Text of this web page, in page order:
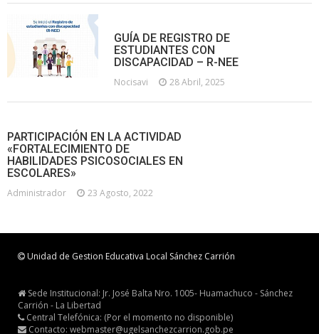
GUÍA DE REGISTRO DE
ESTUDIANTES CON
DISCAPACIDAD – R-NEE
Nocisavi 28 Abril, 2025
PARTICIPACIÓN EN LA ACTIVIDAD
«FORTALECIMIENTO DE
HABILIDADES PSICOSOCIALES EN
ESCOLARES»
Administrador 23 Agosto, 2022
Unidad de Gestion Educativa Local Sánchez Carrión
Sede Institucional: Jr. José Balta Nro. 1005- Huamachuco - Sánchez
Carrión - La Libertad
Central Telefónica: (Por el momento no disponible)
Contacto: webmaster@ugelsanchezcarrion.gob.pe